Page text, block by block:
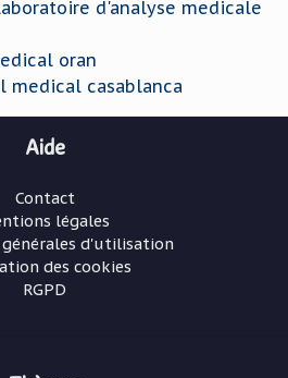
d'analyse medicale
oran
medical casablanca
Aide
Contact
légales
d'utilisation
des cookies
RGPD